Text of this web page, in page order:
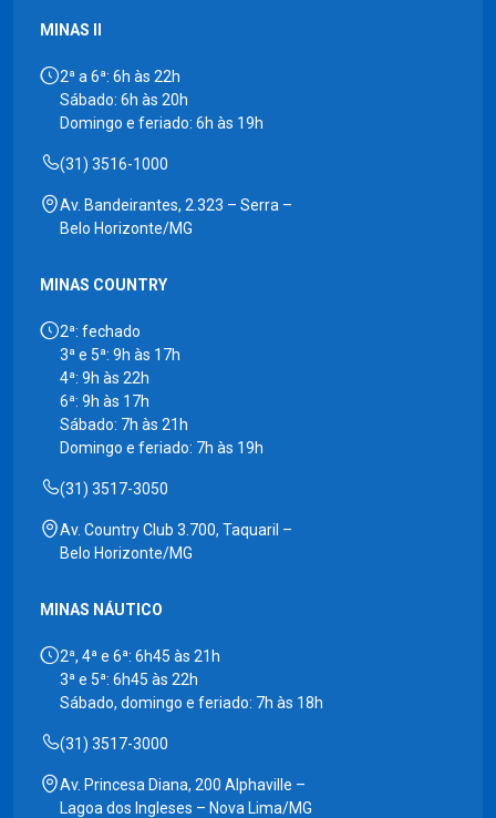
MINAS II
2ª a 6ª: 6h às 22h
Sábado: 6h às 20h
Domingo e feriado: 6h às 19h
(31) 3516-1000
Av. Bandeirantes, 2.323 – Serra –
Belo Horizonte/MG
MINAS COUNTRY
2ª: fechado
3ª e 5ª: 9h às 17h
4ª: 9h às 22h
6ª: 9h às 17h
Sábado: 7h às 21h
Domingo e feriado: 7h às 19h
(31) 3517-3050
Av. Country Club 3.700, Taquaril –
Belo Horizonte/MG
MINAS NÁUTICO
2ª, 4ª e 6ª: 6h45 às 21h
3ª e 5ª: 6h45 às 22h
Sábado, domingo e feriado: 7h às 18h
(31) 3517-3000
Av. Princesa Diana, 200 Alphaville –
Lagoa dos Ingleses – Nova Lima/MG